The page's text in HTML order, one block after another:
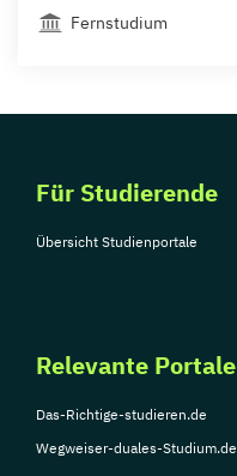
Fernstudium
Für Studierende
Übersicht Studienportale
Relevante Portale
Das-Richtige-studieren.de
Wegweiser-duales-Studium.de